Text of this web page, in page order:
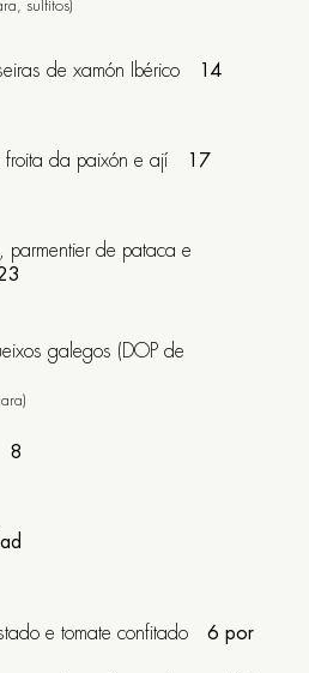
sulfitos)
de xamón Ibérico 14
froita da paixón e ají 17
parmentier de pataca e
galegos (DOP de
8
e tomate confitado
6 por